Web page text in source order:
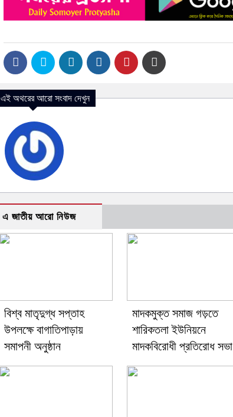
এই অথরের আরো সংবাদ দেখুন
এ জাতীয় আরো নিউজ
বিশ্ব মাতৃদুগ্ধ সপ্তাহ
উপলক্ষে বাগাতিপাড়ায়
সমাপনী অনুষ্ঠান
মাদকমুক্ত সমাজ গড়তে
শারিকতলা ইউনিয়নে
মাদকবিরোধী প্রতিরোধ সভা